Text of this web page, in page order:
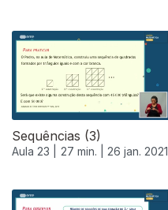
Sequências (3)
Aula 23 | 27 min. | 26 jan. 2021
520918